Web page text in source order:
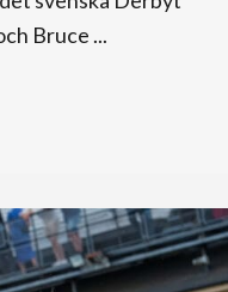
Bruce ...